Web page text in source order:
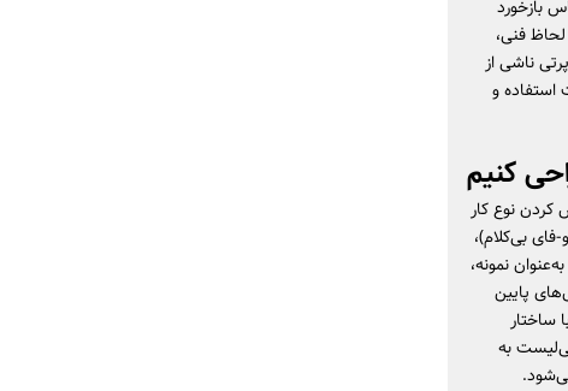
بازخورد
فنی،
ناشی از
استفاده و
کنیم
نوع کار
بی‌کلام)،
و ایجاد بلوک‌های زمانی 25–50 دقیقه‌ای. به‌عنوان نمونه،
نرم با فرکانس‌های پایین
ساختار
به